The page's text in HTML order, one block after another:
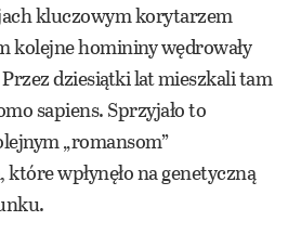
kluczowym korytarzem
kolejne homininy wędrowały
dziesiątki lat mieszkali tam
sapiens. Sprzyjało to
„romansom”
wpłynęło na genetyczną